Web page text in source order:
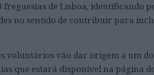
freguesias de Lisboa, identificando
no sentido de contribuir para
voluntários vão dar origem a um
que estará disponível na página